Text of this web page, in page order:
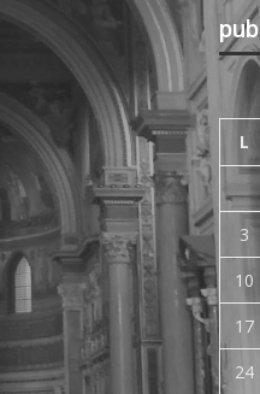
L
3
10
17
24